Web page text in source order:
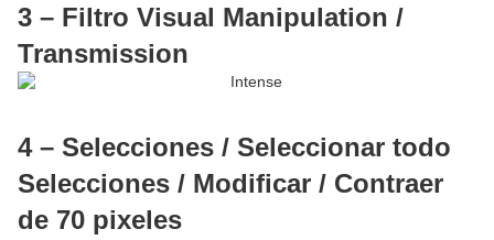
3 – Filtro Visual Manipulation /
Transmission
4 – Selecciones / Seleccionar todo
Selecciones / Modificar / Contraer
de 70 pixeles